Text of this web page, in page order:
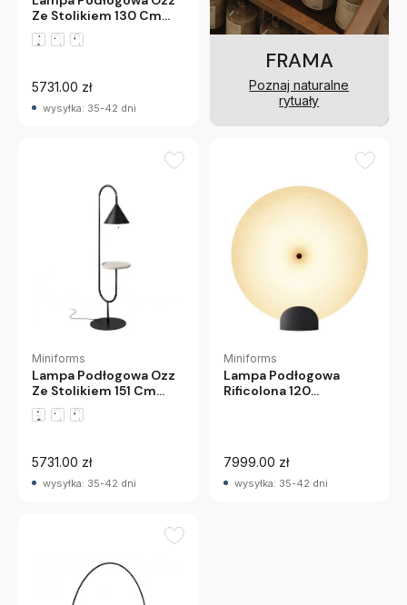
Ze Stolikiem 130 Cm
Miniforms
5731.00 zł
wysyłka: 35-42 dni
FRAMA
Poznaj naturalne
rytuały
Miniforms
Lampa Podłogowa Ozz
Ze Stolikiem 151 Cm
Miniforms
5731.00 zł
wysyłka: 35-42 dni
Miniforms
Lampa Podłogowa
Rificolona 120
7999.00 zł
wysyłka: 35-42 dni